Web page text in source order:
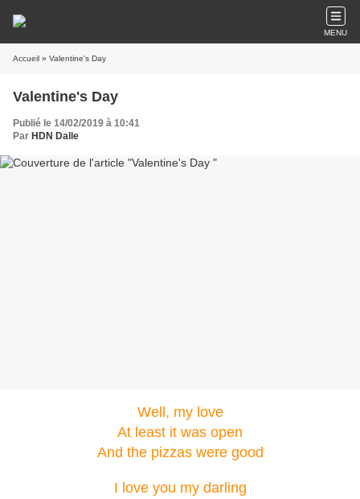
MENU
Accueil » Valentine's Day
Valentine's Day
Publié le 14/02/2019 à 10:41
Par HDN Dalle
Well, my love
At least it was open
And the pizzas were good
I love you my darling